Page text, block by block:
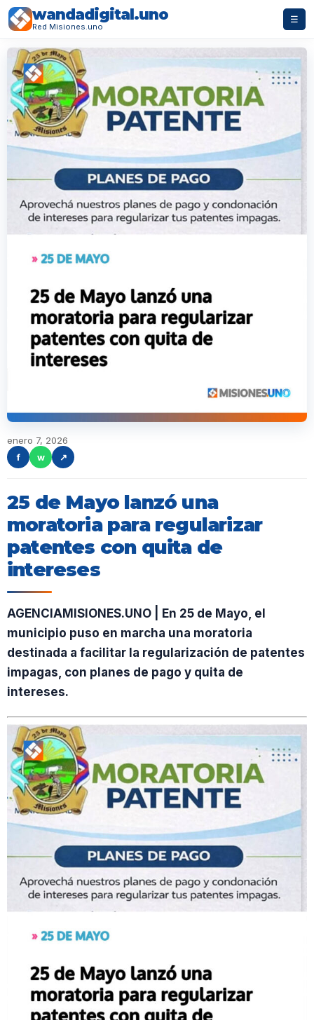
wandadigital.uno
Red Misiones.uno
☰
enero 7, 2026
f
w ↗
25 de Mayo lanzó una
moratoria para regularizar
patentes con quita de
intereses
AGENCIAMISIONES.UNO | En 25 de Mayo, el
municipio puso en marcha una moratoria
destinada a facilitar la regularización de patentes
impagas, con planes de pago y quita de
intereses.